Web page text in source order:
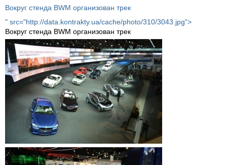
Вокруг стенда BWM организован трек
" src="http://data.kontrakty.ua/cache/photo/310/3043.jpg">
Вокруг стенда BWM организован трек